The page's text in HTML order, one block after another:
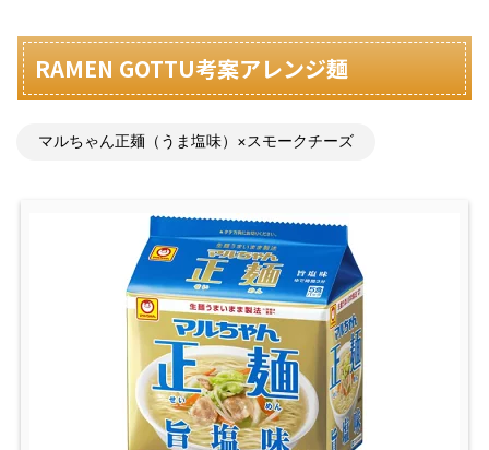
RAMEN GOTTU考案アレンジ麺
マルちゃん正麺（うま塩味）×スモークチーズ